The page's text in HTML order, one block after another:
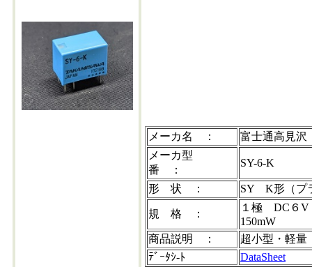
メーカ名 ：
富士通高見沢
メーカ型
番 ：
SY-6-K
形 状 ： SY K形（プ
規 格 ：
１極 DC
150mW
商品説明 ：
超小型・軽
ﾃﾞｰﾀｼ-ﾄ
DataSheet